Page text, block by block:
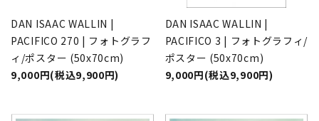
DAN ISAAC WALLIN |
PACIFICO 270 | フォトグラフ
ィ/ポスター (50x70cm)
9,000円(税込9,900円)
DAN ISAAC WALLIN |
PACIFICO 3 | フォトグラフィ/
ポスター (50x70cm)
9,000円(税込9,900円)